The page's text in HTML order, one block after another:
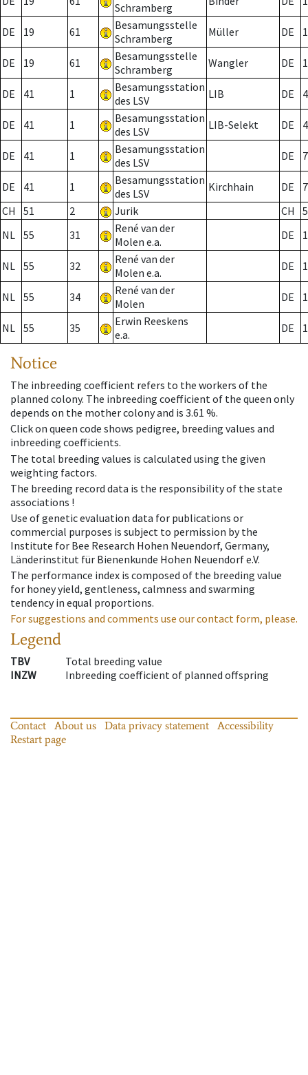
Schramberg
DE 19 61
Besamungsstelle
Schramberg
Müller DE
DE 19 61
Besamungsstelle
Schramberg
Wangler DE
DE 41 1
Besamungsstation
des LSV
LIB DE
DE 41 1
Besamungsstation
des LSV
LIB-Selekt DE
DE 41 1
Besamungsstation
des LSV
DE 7
DE 41 1
Besamungsstation
des LSV
Kirchhain DE
7
CH
51 2 Jurik CH
NL 55 31
René van der
Molen e.a.
DE
NL 55 32
René van der
Molen e.a.
DE
NL 55 34
René van der
Molen
DE
NL 55 35
Erwin Reeskens
e.a.
DE
Notice
The inbreeding coefficient refers to the workers of the
planned colony. The inbreeding coefficient of the queen only
depends on the mother colony and is 3.61 %.
Click on queen code shows pedigree, breeding values and
inbreeding coefficients.
The total breeding values is calculated using the given
weighting factors.
The breeding record data is the responsibility of the state
associations !
Use of genetic evaluation data for publications or
commercial purposes is subject to permission by the
Institute for Bee Research Hohen Neuendorf, Germany,
Länderinstitut für Bienenkunde Hohen Neuendorf e.V.
The performance index is composed of the breeding value
for honey yield, gentleness, calmness and swarming
tendency in equal proportions.
For suggestions and comments use our contact form, please.
Legend
TBV
Total breeding value
INZW
Inbreeding coefficient of planned offspring
Contact About us Data privacy statement
Accessibility
Restart page